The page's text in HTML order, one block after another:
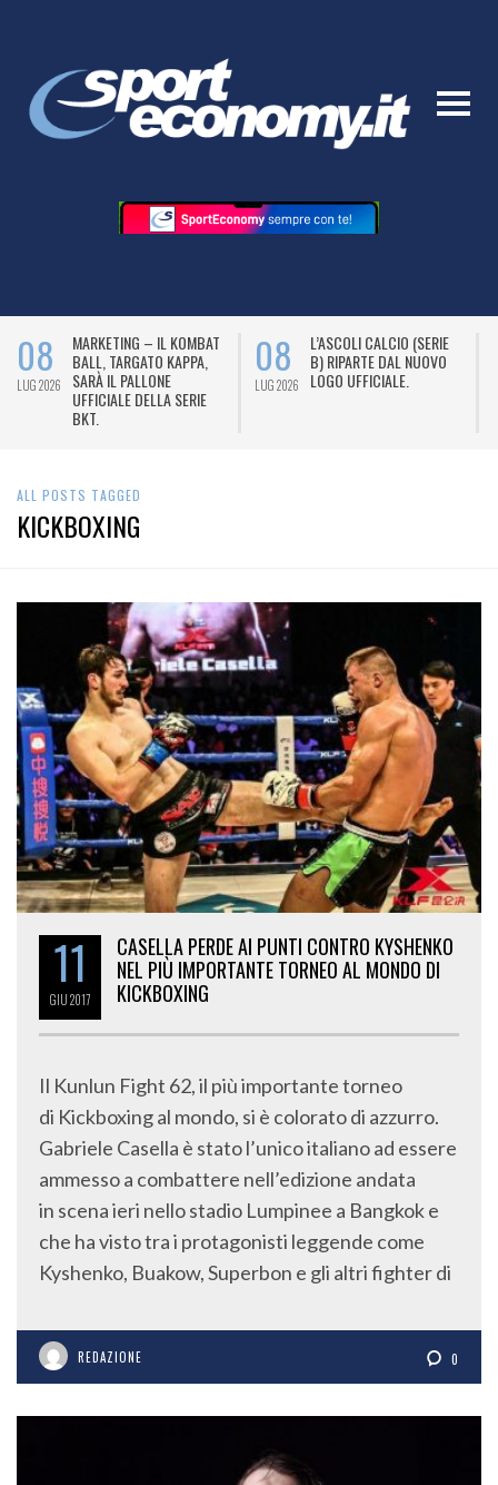
08
LUG 2026
MARKETING – IL KOMBAT
BALL, TARGATO KAPPA,
SARÀ IL PALLONE
UFFICIALE DELLA SERIE
BKT.
08
LUG 2026
L’ASCOLI CALCIO (SERIE
B) RIPARTE DAL NUOVO
LOGO UFFICIALE.
ALL POSTS TAGGED
KICKBOXING
11
GIU2017
CASELLA PERDE AI PUNTI CONTRO KYSHENKO
NEL PIÙ IMPORTANTE TORNEO AL MONDO DI
KICKBOXING
Il Kunlun Fight 62, il più importante torneo
di Kickboxing al mondo, si è colorato di azzurro.
Gabriele Casella è stato l’unico italiano ad essere
ammesso a combattere nell’edizione andata
in scena ieri nello stadio Lumpinee a Bangkok e
che ha visto tra i protagonisti leggende come
Kyshenko, Buakow, Superbon e gli altri fighter di
REDAZIONE 0